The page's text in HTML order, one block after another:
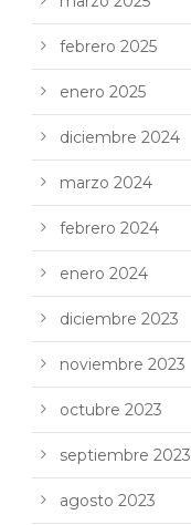
febrero 2025
enero 2025
diciembre 2024
marzo 2024
febrero 2024
enero 2024
diciembre 2023
noviembre 2023
octubre 2023
septiembre 2023
agosto 2023